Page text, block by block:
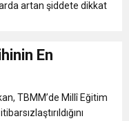
artan şiddete dikkat
En
TBMM’de Millî Eğitim